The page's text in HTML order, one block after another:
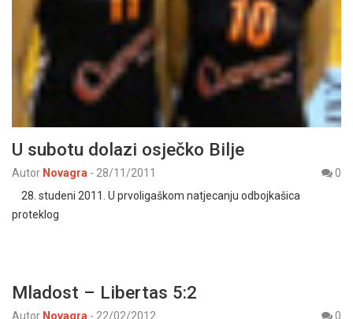
U subotu dolazi osječko Bilje
Autor Novagra - 28/11/2011
0
28. studeni 2011. U prvoligaškom natjecanju odbojkašica
proteklog
Mladost – Libertas 5:2
Autor Novagra - 22/02/2012 0